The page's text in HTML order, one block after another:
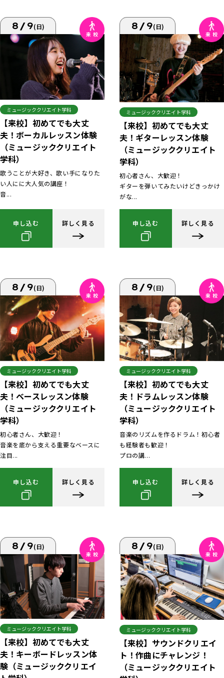
8/9(日)
ミュージッククリエイト学科
【来校】初めてでも大丈
夫！ボーカルレッスン体験
（ミュージッククリエイト
学科）
歌うことが大好き、歌い手になりた
い人にに大人気の講座！
音...
申し込む 詳しく見る
8/9(日)
ミュージッククリエイト学科
【来校】初めてでも大丈
夫！ギターレッスン体験
（ミュージッククリエイト
学科）
初心者さん、大歓迎！
ギターを弾いてみたいけどきっかけ
がな...
申し込む 詳しく見る
8/9(日)
ミュージッククリエイト学科
【来校】初めてでも大丈
夫！ベースレッスン体験
（ミュージッククリエイト
学科）
初心者さん、大歓迎！
音楽を底から支える重要なベースに
注目...
申し込む 詳しく見る
8/9(日)
ミュージッククリエイト学科
【来校】初めてでも大丈
夫！ドラムレッスン体験
（ミュージッククリエイト
学科）
音楽のリズムを作るドラム！初心者
も経験者も歓迎！
プロの講...
申し込む 詳しく見る
8/9(日)
ミュージッククリエイト学科
【来校】初めてでも大丈
夫！キーボードレッスン体
験（ミュージッククリエイ
8/9(日)
ミュージッククリエイト学科
【来校】サウンドクリエイ
ト！作曲にチャレンジ！
（ミュージッククリエイト